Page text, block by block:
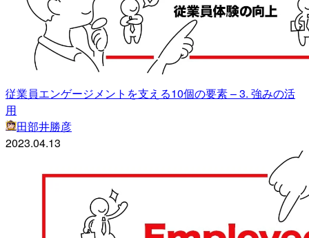
従業員エンゲージメントを支える10個の要素 – 3. 強みの活
用
田部井勝彦
2023.04.13